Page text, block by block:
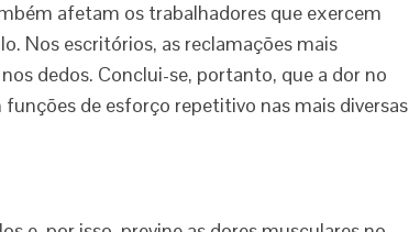
afetam os trabalhadores que exercem
Nos escritórios, as reclamações mais
dedos. Conclui-se, portanto, que a dor no
de esforço repetitivo nas mais diversas